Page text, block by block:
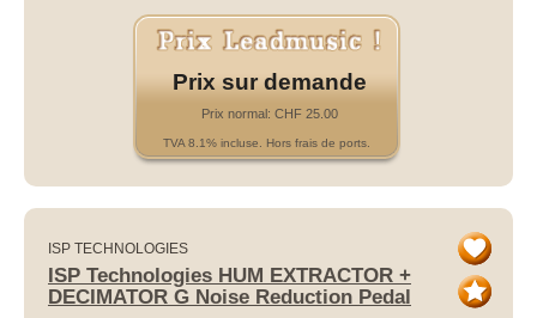
Prix sur demande
Prix normal: CHF 25.00
TVA 8.1% incluse. Hors frais de ports.
ISP TECHNOLOGIES
ISP Technologies HUM EXTRACTOR +
DECIMATOR G Noise Reduction Pedal